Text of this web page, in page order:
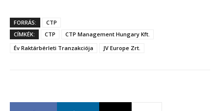
FORRÁS:
CTP
CÍMKÉK:
CTP
CTP Management Hungary Kft.
Év Raktárbérleti Tranzakciója
JV Europe Zrt.